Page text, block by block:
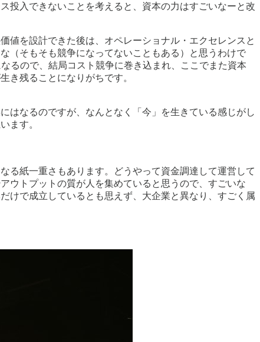
投入できないことを考えると、資本の力はすごいなーと改
値を設計できた後は、オペレーショナル・エクセレンスと
（そもそも競争になってないこともある）と思うわけで
るので、結局コスト競争に巻き込まれ、ここでまた資本
き残ることになりがちです。
はなるのですが、なんとなく「今」を生きている感じがし
ます。
る紙一重さもあります。どうやって資金調達して運営して
ウトプットの質が人を集めていると思うので、すごいな
けで成立しているとも思えず、大企業と異なり、すごく属